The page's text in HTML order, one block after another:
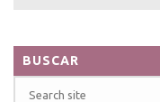
BUSCAR